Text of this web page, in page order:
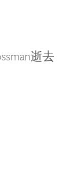
逝去